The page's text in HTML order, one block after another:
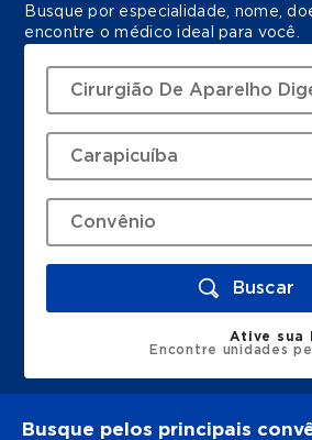
Busque por especialidade, nome,
encontre o médico ideal para você.
Buscar
Ative sua
Encontre unidades
Busque pelos principais